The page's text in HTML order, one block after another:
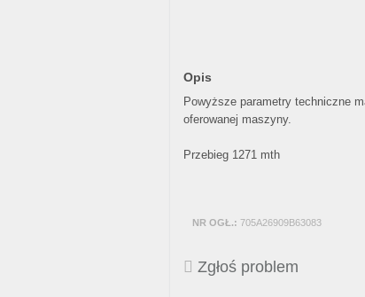
Opis
Powyższe parametry techniczne
oferowanej maszyny.
Przebieg 1271 mth
NR OGŁ.: 705A26909B63083
Zgłoś problem